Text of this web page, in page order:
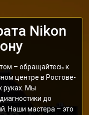
Nikon
– обращайтесь к
центре в Ростове-
руках. Мы
до
Наши мастера – это